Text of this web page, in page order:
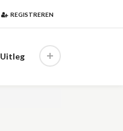
REGISTREREN
Uitleg